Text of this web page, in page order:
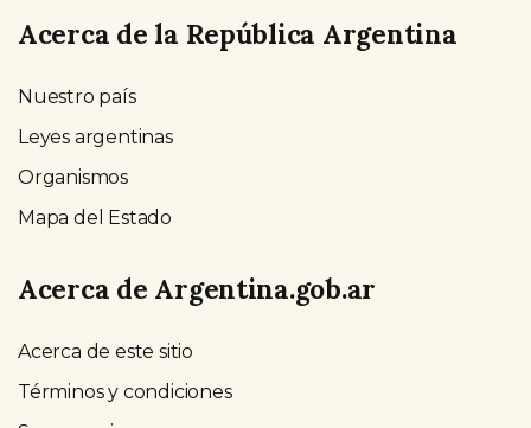
Acerca de la República Argentina
Nuestro país
Leyes argentinas
Organismos
Mapa del Estado
Acerca de Argentina.gob.ar
Acerca de este sitio
Términos y condiciones